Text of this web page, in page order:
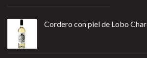
Cordero con piel de Lobo